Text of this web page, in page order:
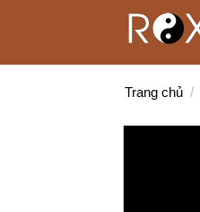
Trang chủ /